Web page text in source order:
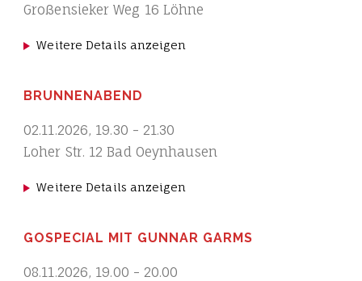
Großensieker Weg 16 Löhne
Weitere Details anzeigen
BRUNNENABEND
02.11.2026, 19.30 - 21.30
Loher Str. 12 Bad Oeynhausen
Weitere Details anzeigen
GOSPECIAL MIT GUNNAR GARMS
08.11.2026, 19.00 - 20.00